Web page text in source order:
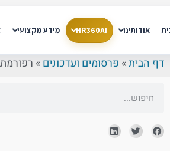
אודותינו HR360AI מידע מקצועי
דף הבית» פרסומים ועדכונים»